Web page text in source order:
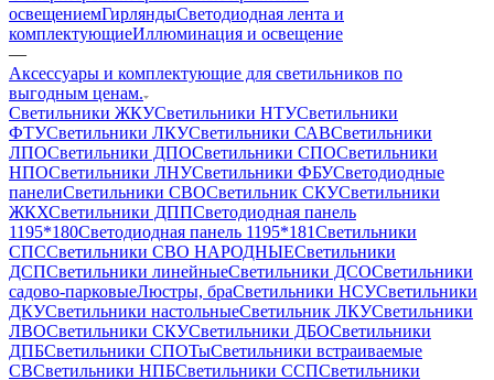
освещениемГирляндыСветодиодная лента и
комплектующиеИллюминация и освещение
—
Аксессуары и комплектующие для светильников по
выгодным ценам.
Светильники ЖКУСветильники НТУСветильники
ФТУСветильники ЛКУСветильники САВСветильники
ЛПОСветильники ДПОСветильники СПОСветильники
НПОСветильники ЛНУСветильники ФБУСветодиодные
панелиСветильники СВОСветильник СКУСветильники
ЖКХСветильники ДППСветодиодная панель
1195*180Светодиодная панель 1195*181Светильники
СПССветильники СВО НАРОДНЫЕСветильники
ДСПСветильники линейныеСветильники ДСОСветильники
садово-парковыеЛюстры, браСветильники НСУСветильники
ДКУСветильники настольныеСветильник ЛКУСветильники
ЛВОСветильники СКУСветильники ДБОСветильники
ДПБСветильники СПОТыСветильники встраиваемые
СВСветильники НПБСветильники ССПСветильники